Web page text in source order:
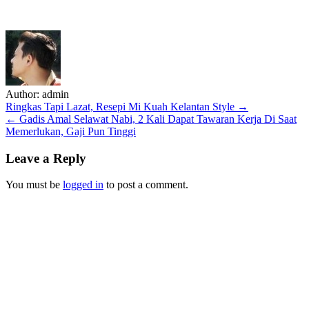
Author: admin
Post
navigation
Ringkas Tapi Lazat, Resepi Mi Kuah Kelantan Style →
← Gadis Amal Selawat Nabi, 2 Kali Dapat Tawaran Kerja Di Saat
Memerlukan, Gaji Pun Tinggi
Leave a Reply
You must be logged in to post a comment.